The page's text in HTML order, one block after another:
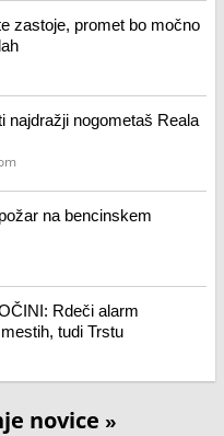
zastoje, promet bo močno
najdražji nogometaš Reala
na bencinskem
Rdeči alarm
tudi Trstu
novice »